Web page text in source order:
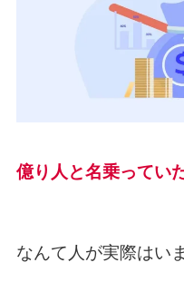
億り人と名乗ってい
なんて人が実際はい